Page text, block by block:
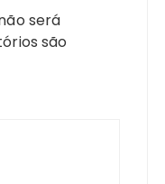
será
são